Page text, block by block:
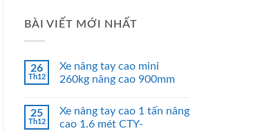
BÀI VIẾT MỚI NHẤT
26
Th12
Xe nâng tay cao mini
260kg nâng cao 900mm
25
Th12
Xe nâng tay cao 1 tấn nâng
cao 1.6 mét CTY-